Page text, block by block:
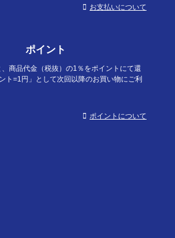
お支払いについて
ポイント
、商品代金（税抜）の1％をポイントにて還
ト=1円」として次回以降のお買い物にご利
ポイントについて